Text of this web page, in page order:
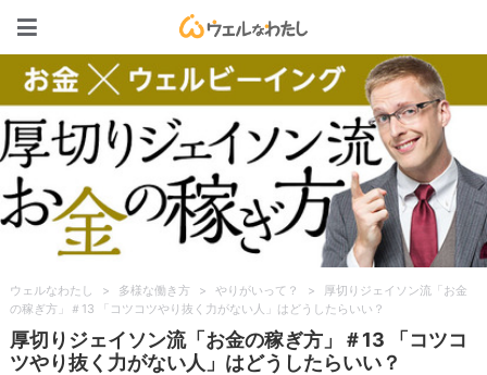
ウェルなわたし > 多様な働き方 > やりがいって？ >
厚切りジェイソン流「お金
の稼ぎ方」＃13 「コツコツやり抜く力がない人」はどうしたらいい？
厚切りジェイソン流「お金の稼ぎ方」＃13 「コツコ
ツやり抜く力がない人」はどうしたらいい？